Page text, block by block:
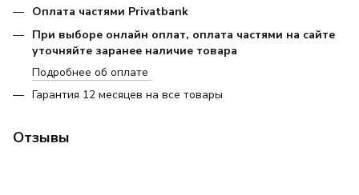
Оплата частями Privatbank
При выборе онлайн оплат, оплата частями на сайте
уточняйте заранее наличие товара
Подробнее об оплате
Гарантия 12 месяцев на все товары
Отзывы